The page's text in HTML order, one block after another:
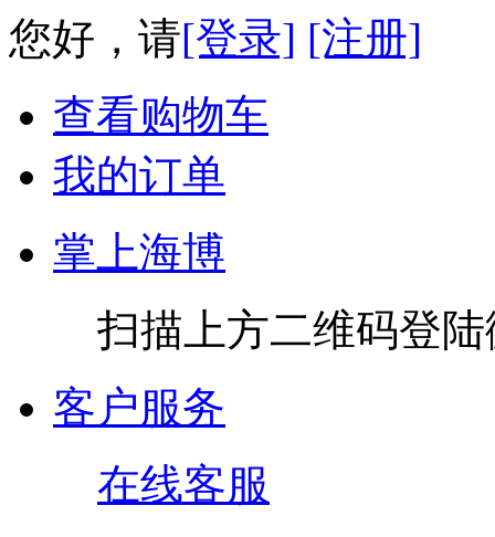
您好，请[登录] [注册]
查看购物车
我的订单
掌上海博
扫描上方二维码登
客户服务
在线客服